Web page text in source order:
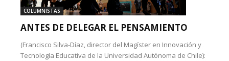
COLUMNISTAS
ANTES DE DELEGAR EL PENSAMIENTO
(Francisco Silva-Díaz, director del Magíster en Innovación y
Tecnología Educativa de la Universidad Autónoma de Chile):